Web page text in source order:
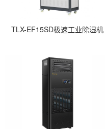
TLX-EF15SD极速工业除湿机